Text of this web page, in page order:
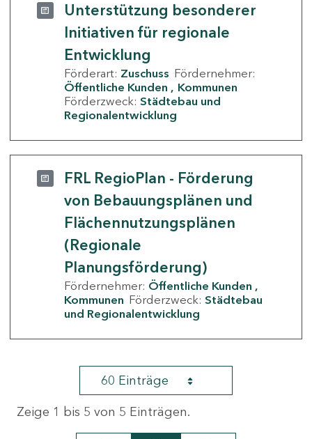
Unterstützung besonderer
Initiativen für regionale
Entwicklung
Förderart: Zuschuss Fördernehmer:
Öffentliche Kunden
Kommunen
Förderzweck: Städtebau und
Regionalentwicklung
FRL RegioPlan - Förderung
von Bebauungsplänen und
Flächennutzungsplänen
(Regionale
Planungsförderung)
Fördernehmer: Öffentliche Kunden
Kommunen Förderzweck: Städtebau
und Regionalentwicklung
60 Einträge
Zeige 1 bis 5 von 5 Einträgen.